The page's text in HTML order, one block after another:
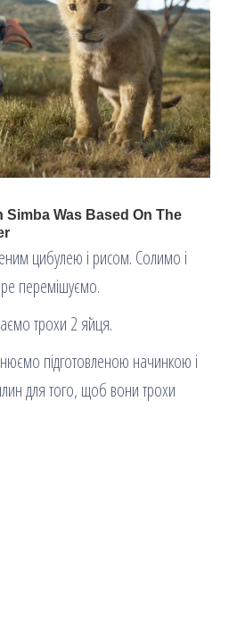
цибулею і рисом. Солимо і
перемішуємо.
трохи 2 яйця.
підготовленою начинкою і
для того, щоб вони трохи